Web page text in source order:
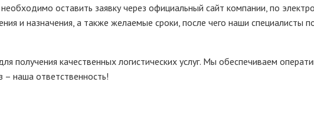
оставить заявку через официальный сайт компании, по
и назначения, а также желаемые сроки, после чего наши специалисты
получения качественных логистических услуг. Мы обеспечиваем
– наша ответственность!